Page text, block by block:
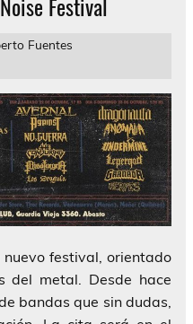
Fuentes
festival, orientado
del metal. Desde hace
bandas que sin dudas,